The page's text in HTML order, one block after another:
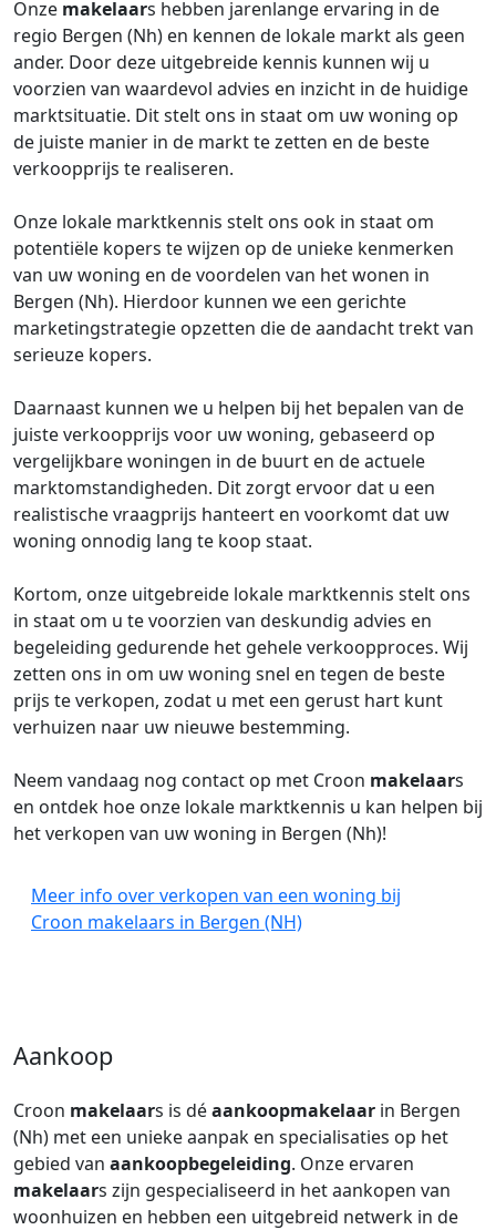
Onze makelaars hebben jarenlange ervaring in de
regio Bergen (Nh) en kennen de lokale markt als geen
ander. Door deze uitgebreide kennis kunnen wij u
voorzien van waardevol advies en inzicht in de huidige
marktsituatie. Dit stelt ons in staat om uw woning op
de juiste manier in de markt te zetten en de beste
verkoopprijs te realiseren.
Onze lokale marktkennis stelt ons ook in staat om
potentiële kopers te wijzen op de unieke kenmerken
van uw woning en de voordelen van het wonen in
Bergen (Nh). Hierdoor kunnen we een gerichte
marketingstrategie opzetten die de aandacht trekt van
serieuze kopers.
Daarnaast kunnen we u helpen bij het bepalen van de
juiste verkoopprijs voor uw woning, gebaseerd op
vergelijkbare woningen in de buurt en de actuele
marktomstandigheden. Dit zorgt ervoor dat u een
realistische vraagprijs hanteert en voorkomt dat uw
woning onnodig lang te koop staat.
Kortom, onze uitgebreide lokale marktkennis stelt ons
in staat om u te voorzien van deskundig advies en
begeleiding gedurende het gehele verkoopproces. Wij
zetten ons in om uw woning snel en tegen de beste
prijs te verkopen, zodat u met een gerust hart kunt
verhuizen naar uw nieuwe bestemming.
Neem vandaag nog contact op met Croon makelaars
en ontdek hoe onze lokale marktkennis u kan helpen bij
het verkopen van uw woning in Bergen (Nh)!
Meer info over verkopen van een woning bij
Croon makelaars in Bergen (NH)
Aankoop
Croon makelaars is déaankoopmakelaar in Bergen
(Nh) met een unieke aanpak en specialisaties op het
gebied van aankoopbegeleiding. Onze ervaren
makelaars zijn gespecialiseerd in het aankopen van
woonhuizen en hebben een uitgebreid netwerk in de